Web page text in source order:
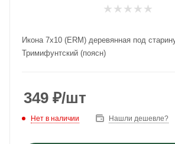
Икона 7х10 (ERM) деревянная под
Тримифунтский (поясн)
349 ₽/шт
Нет в наличии Нашли дешевле?